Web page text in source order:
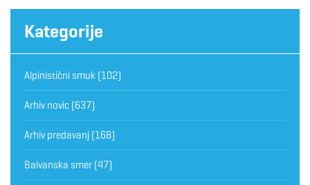
Kategorije
Alpinistični smuk (102)
Arhiv novic (637)
Arhiv predavanj (168)
Balvanska smer (47)